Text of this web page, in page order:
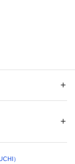
ンツです。
ース）1％
）